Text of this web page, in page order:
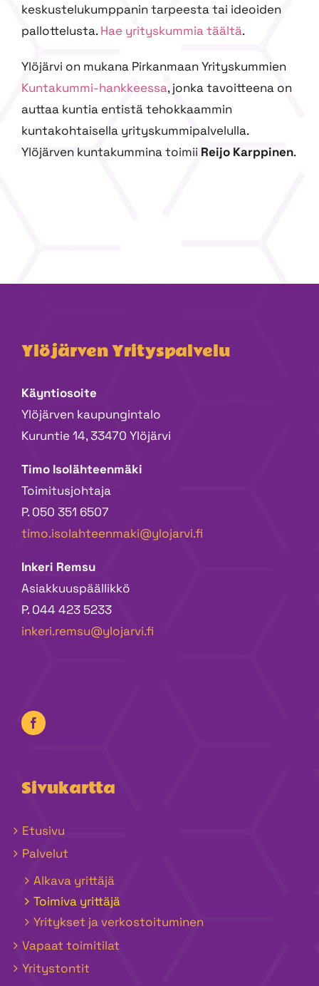
keskustelukumppanin tarpeesta tai ideoiden
pallottelusta.Hae yrityskummia täältä.
Ylöjärvi on mukana Pirkanmaan Yrityskummien
Kuntakummi-hankkeessa, jonka tavoitteena on
auttaa kuntia entistä tehokkaammin
kuntakohtaisella yrityskummipalvelulla.
Ylöjärven kuntakummina toimii Reijo Karppinen.
Ylöjärven Yrityspalvelu
Käyntiosoite
Ylöjärven kaupungintalo
Kuruntie 14, 33470 Ylöjärvi
Timo Isolähteenmäki
Toimitusjohtaja
P. 050 351 6507
timo.isolahteenmaki@ylojarvi.fi
Inkeri Remsu
Asiakkuuspäällikkö
P. 044 423 5233
inkeri.remsu@ylojarvi.fi
Sivukartta
Etusivu
Palvelut
Alkava yrittäjä
Toimiva yrittäjä
Yritykset ja verkostoituminen
Vapaat toimitilat
Yritystontit